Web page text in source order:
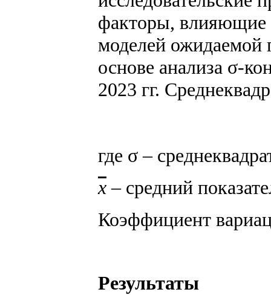
факторы,
моделей
основе анализа σ-
2023 гг.
где σ –
x– средний
Коэффициент
Результаты